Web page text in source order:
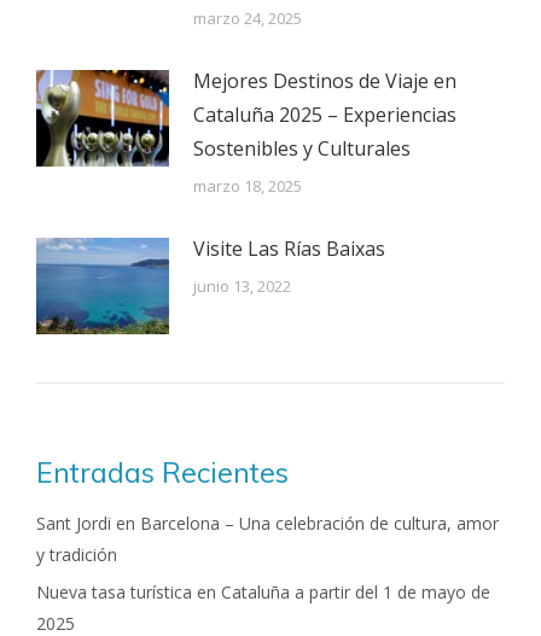
marzo 24, 2025
Mejores Destinos de Viaje en
Cataluña 2025 – Experiencias
Sostenibles y Culturales
marzo 18, 2025
Visite Las Rías Baixas
junio 13, 2022
Entradas Recientes
Sant Jordi en Barcelona – Una celebración de cultura, amor
y tradición
Nueva tasa turística en Cataluña a partir del 1 de mayo de
2025